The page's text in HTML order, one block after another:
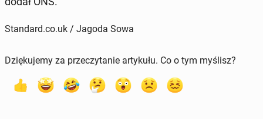
Standard.co.uk / Jagoda Sowa
Dziękujemy za przeczytanie artykułu. Co o tym myślisz?